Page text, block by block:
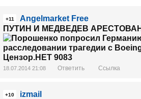
+11
Angelmarket Free
ПУТИН И МЕДВЕДЕВ
18.07.2014 21:08 Ответить Ссылка
+10
izmail